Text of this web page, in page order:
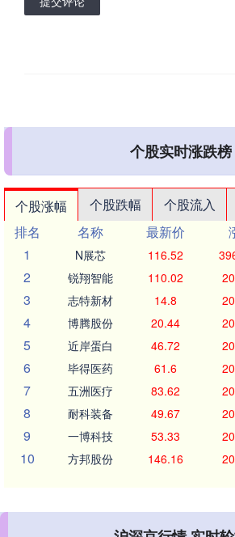
个股实时涨跌榜
个股涨幅 个股跌幅 个股流入
排名
名称 最新价
1
N展芯 116.52
2 锐翔智能 110.02
3 志特新材 14.8
4 博腾股份 20.44
5 近岸蛋白 46.72
6 毕得医药 61.6
7 五洲医疗 83.62
8 耐科装备 49.67
9 一博科技 53.33
10 方邦股份 146.16